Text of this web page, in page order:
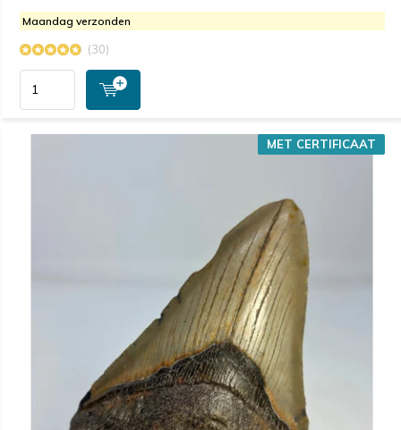
Maandag verzonden
(30)
MET CERTIFICAAT